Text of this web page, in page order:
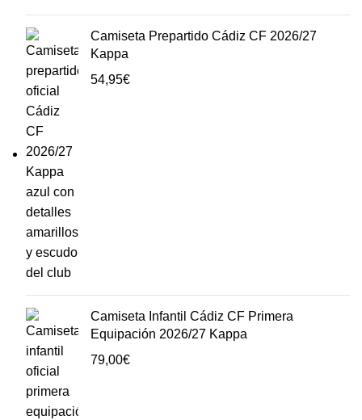
Camiseta Prepartido Cádiz CF 2026/27
Kappa
54,95€
Camiseta Infantil Cádiz CF Primera
Equipación 2026/27 Kappa
79,00€